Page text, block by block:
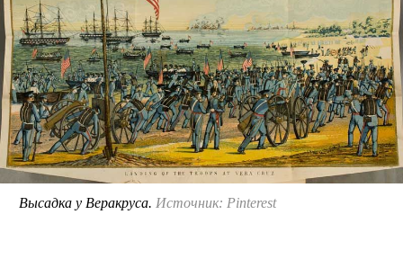
Высадка у Веракруса. Источник: Pinterest